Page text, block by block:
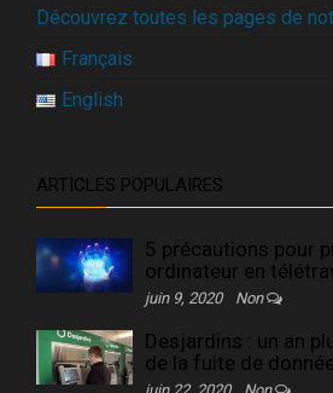
Découvrez toutes les pages de
Français
English
ARTICLES POPULAIRES
5 précautions pour
ordinateur en
juin 9, 2020 Non
Desjardins : un an
de la fuite de